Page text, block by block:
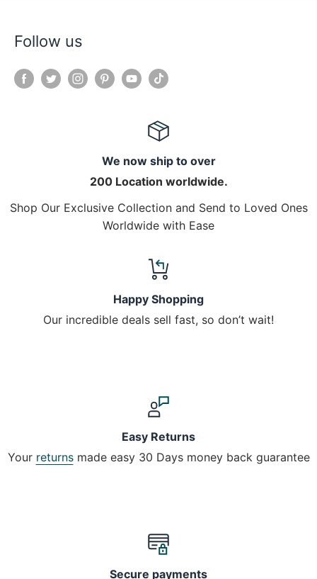
Follow us
We now ship to over
200 Location worldwide.
Shop Our Exclusive Collection and Send to Loved Ones
Worldwide with Ease
Happy Shopping
Our incredible deals sell fast, so don’t wait!
Easy Returns
Your returnsmade easy 30 Days money back guarantee
Secure payments